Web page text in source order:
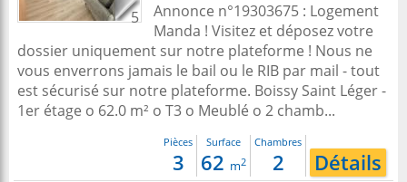
5
Annonce n°19303675 : Logement
Manda ! Visitez et déposez votre
dossier uniquement sur notre plateforme ! Nous ne
vous enverrons jamais le bail ou le RIB par mail - tout
est sécurisé sur notre plateforme. Boissy Saint Léger -
1er étage o 62.0 m² o T3 o Meublé o 2 chamb...
Pièces
3
Surface
62 m2
Chambres
2 Détails